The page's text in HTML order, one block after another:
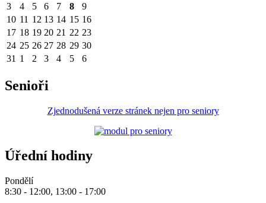
3
4 5 6 7 8
9
10 11 12 13 14 15 16
17 18 19 20 21 22 23
24 25 26 27 28 29 30
31 1 2 3 4 5 6
Senioři
Zjednodušená verze stránek nejen pro seniory
Úřední hodiny
Pondělí
8:30 - 12:00, 13:00 - 17:00